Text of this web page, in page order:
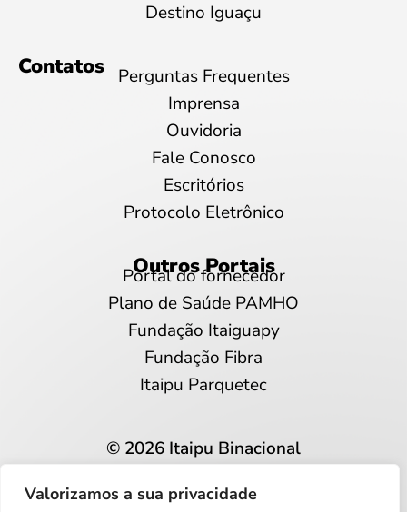
Valorizamos a sua privacidade
Destino Iguaçu
Contatos
Perguntas Frequentes
Imprensa
Ouvidoria
Fale Conosco
Escritórios
Protocolo Eletrônico
Outros Portais
Portal do fornecedor
Plano de Saúde PAMHO
Fundação Itaiguapy
Fundação Fibra
Itaipu Parquetec
© 2026 Itaipu Binacional
Privacidade e proteção de dados